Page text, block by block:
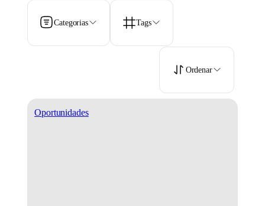
Categorias Tags
Ordenar
Oportunidades